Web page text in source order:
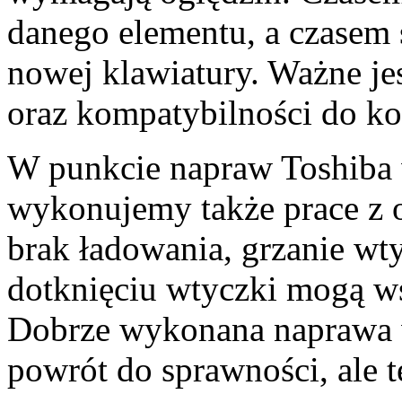
danego elementu, a
nowej klawiatury. Ważne
oraz kompatybilności do
W punkcie napraw
wykonujemy także prace z
brak ładowania, grzanie
dotknięciu wtyczki mogą
Dobrze wykonana
powrót do sprawności, ale